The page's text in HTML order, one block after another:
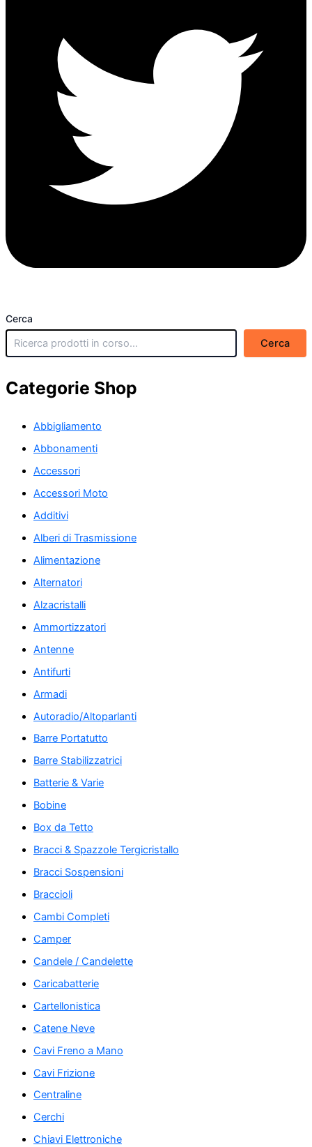
Cerca
Cerca
Categorie Shop
Abbigliamento
Abbonamenti
Accessori
Accessori Moto
Additivi
Alberi di Trasmissione
Alimentazione
Alternatori
Alzacristalli
Ammortizzatori
Antenne
Antifurti
Armadi
Autoradio/Altoparlanti
Barre Portatutto
Barre Stabilizzatrici
Batterie & Varie
Bobine
Box da Tetto
Bracci & Spazzole Tergicristallo
Bracci Sospensioni
Braccioli
Cambi Completi
Camper
Candele / Candelette
Caricabatterie
Cartellonistica
Catene Neve
Cavi Freno a Mano
Cavi Frizione
Centraline
Cerchi
Chiavi Elettroniche